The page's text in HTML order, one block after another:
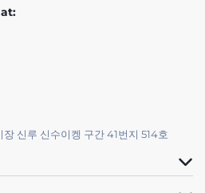
신루 신수이켕 구간 41번지 514호